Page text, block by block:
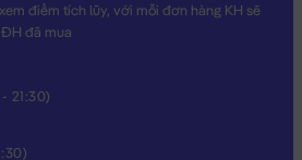
điểm tích lũy, với mỗi đơn hàng KH sẽ
đã mua
21:30)